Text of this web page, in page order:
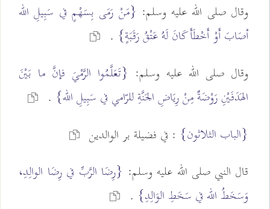
وقال صلى الله عليه وسلم: {مَنْ رَمَى بِسَهْمٍ في سَبِيلِ الله
أصَابَ أَوْ أَخْطَأَ كَانَ لَهُ عَتْقُ رَقَبَةٍ} .
وقال صلى الله عليه وسلم: {تَعَلَّمُوا الرَّمْيَ فإنَّ ما بَيْنَ
الهَدَفَيْنِ رَوْضَةٌ مِنْ رِيَاضِ الجَنَّةِ للرّامي في سَبِيلِ الله} .
{الباب الثلاثون} : في فضيلة بر الوالدين
قال النبي صلى الله عليه وسلم: {رِضَا الرَّبِّ في رِضَا الوالِدِ،
وَسَخَطُ الله في سَخَطِ الوَالِدِ} .